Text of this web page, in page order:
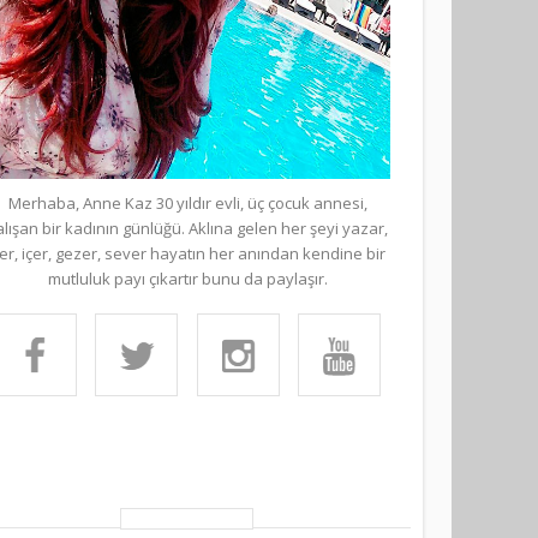
Merhaba, Anne Kaz 30 yıldır evli, üç çocuk annesi,
bir kadının günlüğü. Aklına gelen her şeyi yazar,
içer, gezer, sever hayatın her anından kendine bir
mutluluk payı çıkartır bunu da paylaşır.